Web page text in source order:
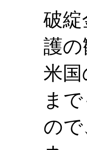
破
護
米
ま
の